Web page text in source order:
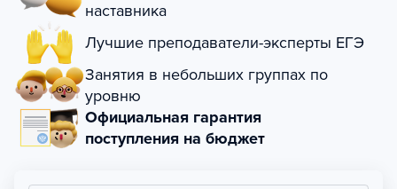
наставника
Лучшие преподаватели-эксперты ЕГЭ
Занятия в небольших группах по
уровню
Официальная гарантия
поступления на бюджет